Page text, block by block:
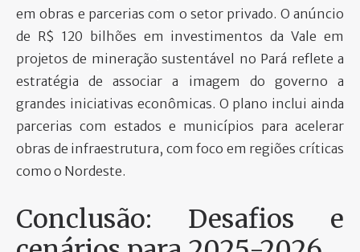
em obras e parcerias com o setor privado. O anúncio
de R$ 120 bilhões em investimentos da Vale em
projetos de mineração sustentável no Pará reflete a
estratégia de associar a imagem do governo a
grandes iniciativas econômicas. O plano inclui ainda
parcerias com estados e municípios para acelerar
obras de infraestrutura, com foco em regiões críticas
como o Nordeste.
Conclusão: Desafios e